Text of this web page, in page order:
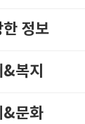
한 정보
복지
&문화